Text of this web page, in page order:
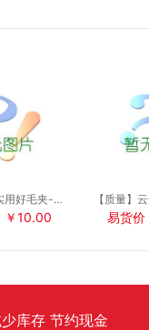
【质量】超实用好毛夹-不锈钢毛夹-质量厨房小工具
￥10.00 易货
库存 节约现金